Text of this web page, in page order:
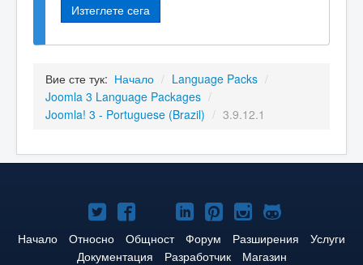
Изтеглете сега
Вие сте тук: Начало / Language Packs /
Joomla 3 Language Packages /
Joomla! 3 - Portuguese (Brazil) / 3.9.12.1
Joomla!
в
Joomla!
във
Joomla!
в
Joomla!
в
Joomla!
в
Joomla!
в
Joomla!
в
Начало Относно Общност Форум Разширения
Услуги
Документация
Разработчик Магазин